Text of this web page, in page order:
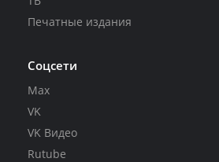
Печатные издания
Соцсети
Max
VK
VK Видео
Rutube